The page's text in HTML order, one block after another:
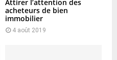
Attirer l’attention des
acheteurs de bien
immobilier
4 août 2019